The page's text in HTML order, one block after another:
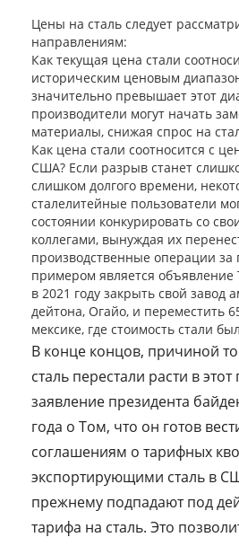
Цены на сталь следует
направлениям:
Как текущая цена стали
историческим ценовым
значительно превышает этот
производители могут начать
материалы, снижая спрос на
Как цена стали соотносится с
США? Если разрыв станет
слишком долгого времени,
сталелитейные пользователи
состоянии конкурировать со
коллегами, вынуждая их
производственные операции
примером является объявление
в 2021 году закрыть свой завод
дейтона, Огайо, и переместить
мексике, где стоимость стали
В конце концов, причиной
сталь перестали расти в
заявление президента
года о Том, что он готов
соглашениям о тарифных
экспортирующими сталь в
прежнему подпадают под
тарифа на сталь. Это